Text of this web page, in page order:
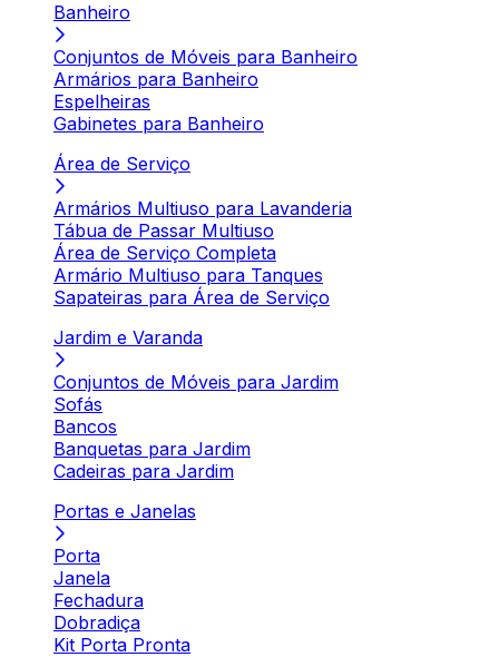
Banheiro
Conjuntos de Móveis para Banheiro
Armários para Banheiro
Espelheiras
Gabinetes para Banheiro
Área de Serviço
Armários Multiuso para Lavanderia
Tábua de Passar Multiuso
Área de Serviço Completa
Armário Multiuso para Tanques
Sapateiras para Área de Serviço
Jardim e Varanda
Conjuntos de Móveis para Jardim
Sofás
Bancos
Banquetas para Jardim
Cadeiras para Jardim
Portas e Janelas
Porta
Janela
Fechadura
Dobradiça
Kit Porta Pronta